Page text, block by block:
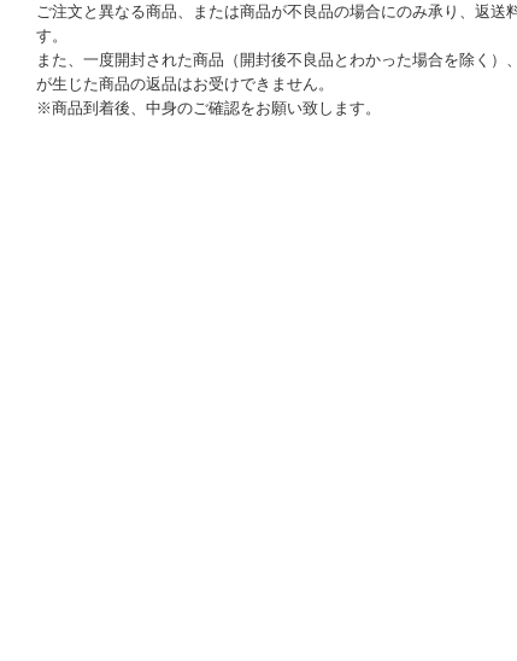
ご注文と異なる商品、または商品が不良品の場合にのみ承り、返送
す。
また、一度開封された商品（開封後不良品とわかった場合を除く）
が生じた商品の返品はお受けできません。
※商品到着後、中身のご確認をお願い致します。